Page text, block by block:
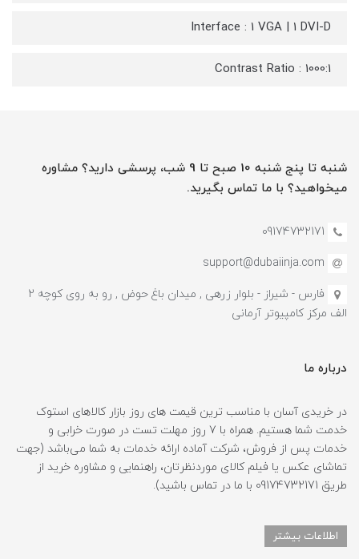
Interface : 1 VGA | 1 DVI-D
Contrast Ratio : 1000:1
شنبه تا پنج شنبه 10 صبح تا 9 شب، پرسشی دارید؟ مشاوره
میخواهید؟ با ما تماس بگیرید.
09174732171
support@dubaiinja.com
فارس - شیراز - بلوار زرهی , میدان باغ حوض , رو به روی کوچه 2
الف مرکز کامپیوتر آرمانی
درباره ما
در خریدی آسان با مناسب ترین قیمت های روز بازار کالاهای استوک
خدمت شما هستیم. همراه با 7 روز مهلت تست در صورت خرابی و
خدمات پس از فروش، شرکت آماده ارائه خدمات به شما می‌باشد (جهت
تماشای عکس یا فیلم کالای موردنظرتان، راهنمایی و مشاوره خرید از
طریق 09174732171 با ما در تماس باشید).
اطلاعات بیشتر